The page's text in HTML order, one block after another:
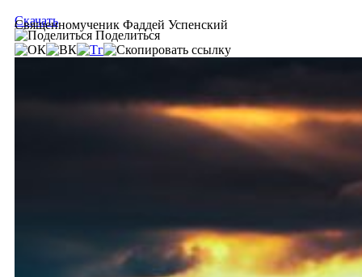
Священномученик Фаддей Успенский
Скачать
Поделиться